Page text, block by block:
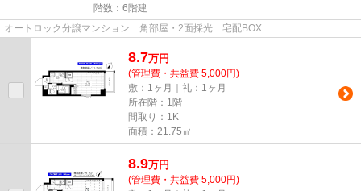
階数：6階建
オートロック分譲マンション 角部屋・2面採光 宅配BOX
8.7万円
(管理費・共益費 5,000円)
敷：1ヶ月｜礼：1ヶ月
所在階：1階
間取り：1K
面積：21.75㎡
8.9万円
(管理費・共益費 5,000円)